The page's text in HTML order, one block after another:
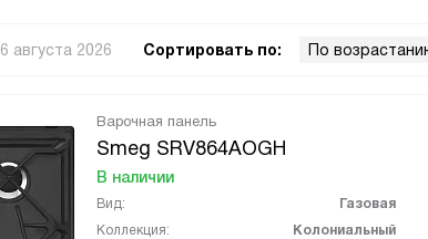
6 августа 2026 Сортировать по: По
Варочная панель
Smeg SRV864AOGH
В наличии
Вид:
Газовая
Коллекция:
Колониальный